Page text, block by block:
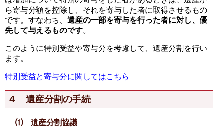
ら寄与分額を控除し、それを寄与した者に取得させるもの
です。すなわち、 遺産の一部を寄与を行った者に対し、優
先して与えるものです。
このように特別受益や寄与分を考慮して、遺産分割を行い
ます。
特別受益と寄与分に関してはこちら
４ 遺産分割の手続
⑴ 遺産分割協議